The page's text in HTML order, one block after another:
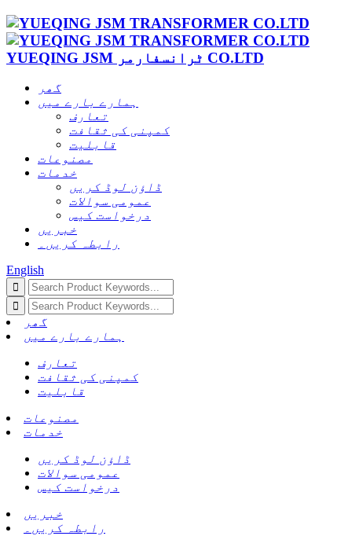
YUEQING JSM ٹرانسفارمر CO.LTD
گھر
ہمارے بارے میں
تعارف
کمپنی کی ثقافت
قابلیت
مصنوعات
خدمات
ڈاؤن لوڈ کریں
عمومی سوالات
درخواست کیس
خبریں
رابطہ کریں۔
English
گھر
ہمارے بارے میں
تعارف
کمپنی کی ثقافت
قابلیت
مصنوعات
خدمات
ڈاؤن لوڈ کریں
عمومی سوالات
درخواست کیس
خبریں
رابطہ کریں۔